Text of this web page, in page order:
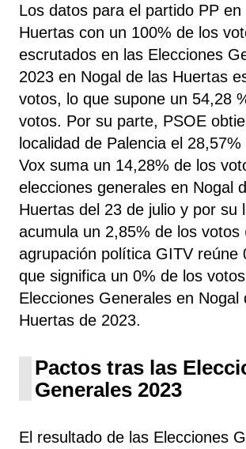
Los datos para el partido PP en
Huertas con un 100% de los
escrutados en las Elecciones
2023 en Nogal de las Huertas
votos, lo que supone un 54,28
votos. Por su parte, PSOE
localidad de Palencia el
Vox suma un 14,28% de los
elecciones generales en Nogal
Huertas del 23 de julio y por su
acumula un 2,85% de los votos
agrupación política GITV reúne
que significa un 0% de los
Elecciones Generales en Nogal
Huertas de 2023.
Pactos tras las
Generales 2023
El resultado de las Elecciones